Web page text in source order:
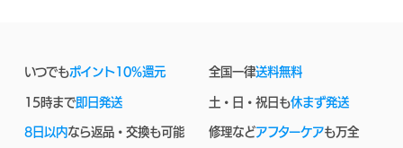
いつでもポイント10%還元 全国一律送料無料
15時まで即日発送 土・日・祝日も休まず発送
8日以内なら返品・交換も可能 修理などアフターケアも万全